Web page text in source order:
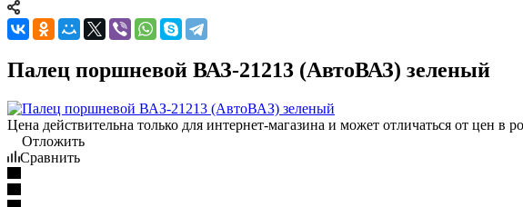
Палец поршневой ВАЗ-21213 (АвтоВАЗ) зеленый
Цена действительна только для интернет-магазина и может отличаться от цен в
Отложить
Сравнить